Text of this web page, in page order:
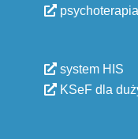
system HIS
KSeF dla